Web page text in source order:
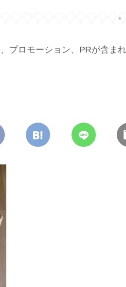
プロモーション、PRが含ま